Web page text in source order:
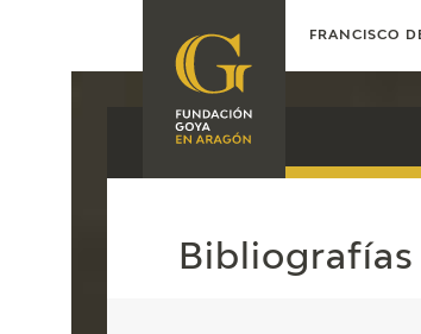
FOUNDATION
SOMOS
Bibliografías
FRANCISCO